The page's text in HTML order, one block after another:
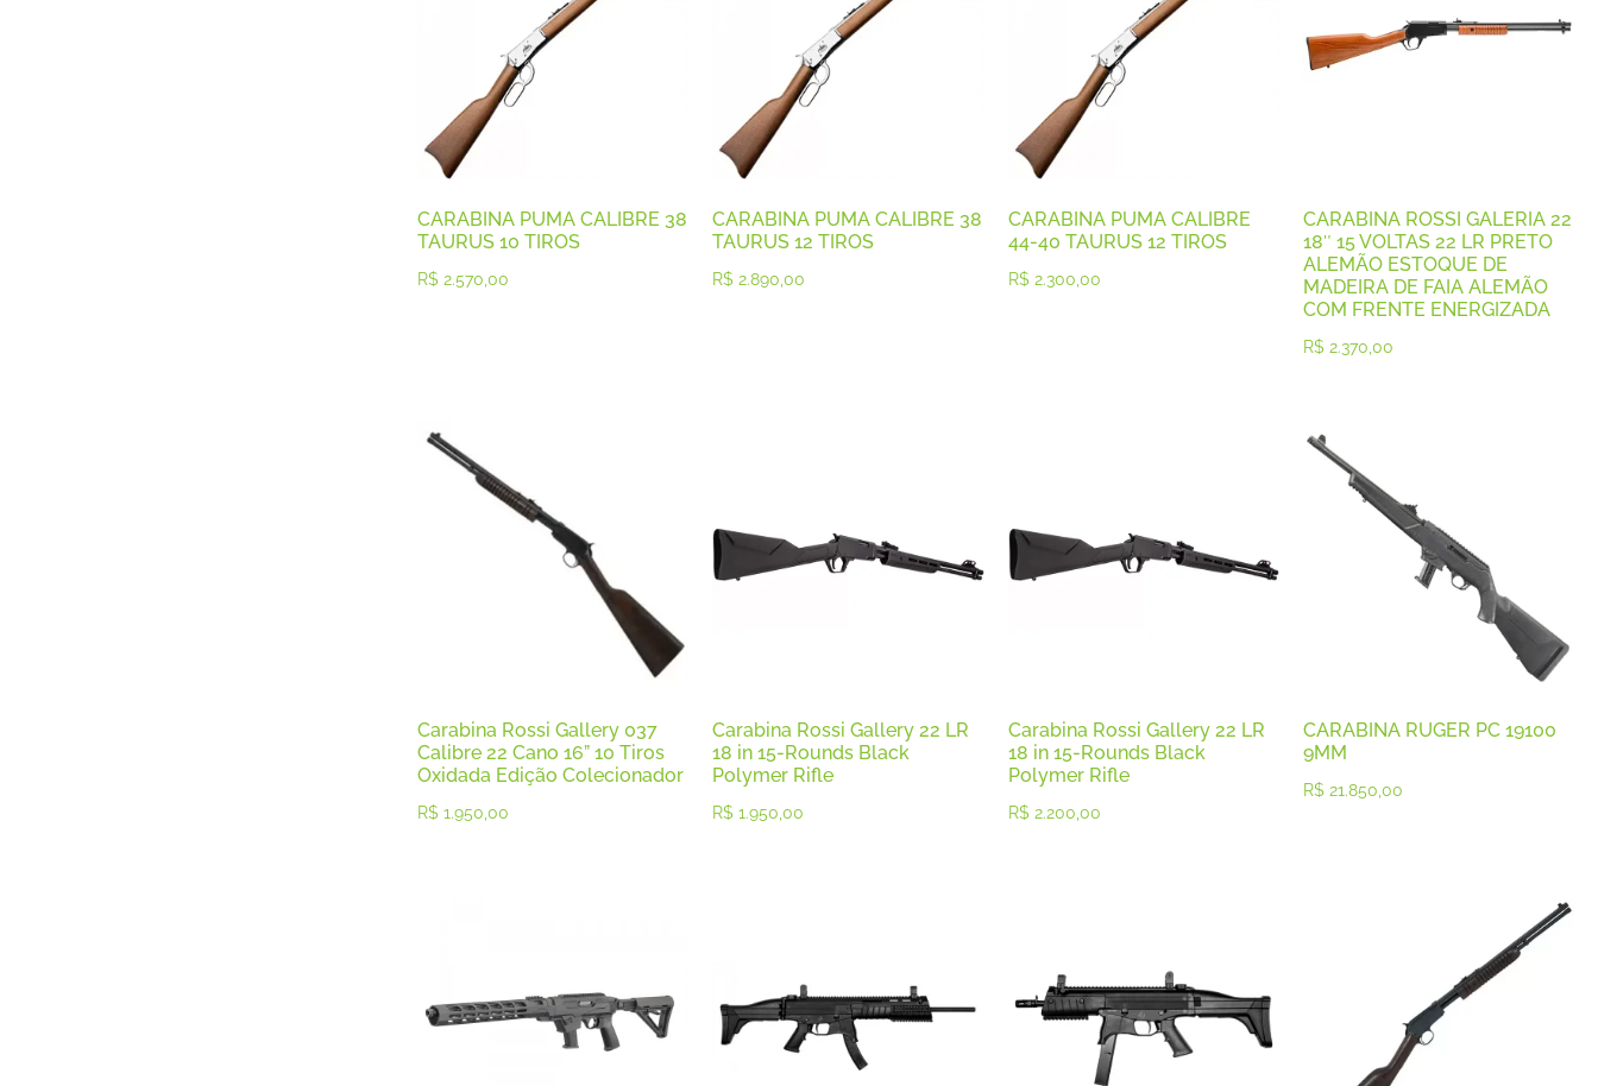
CARABINA PUMA CALIBRE 38
TAURUS 10 TIROS
R$ 2.570,00
CARABINA PUMA CALIBRE 38
TAURUS 12 TIROS
R$ 2.890,00
CARABINA PUMA CALIBRE
44-40 TAURUS 12 TIROS
R$ 2.300,00
CARABINA ROSSI GALERIA 22
18″ 15 VOLTAS 22 LR PRETO
ALEMÃO ESTOQUE DE
MADEIRA DE FAIA ALEMÃO
COM FRENTE ENERGIZADA
R$ 2.370,00
Carabina Rossi Gallery 037
Calibre 22 Cano 16” 10 Tiros
Oxidada Edição Colecionador
R$ 1.950,00
Carabina Rossi Gallery 22 LR
18 in 15-Rounds Black
Polymer Rifle
R$ 1.950,00
Carabina Rossi Gallery 22 LR
18 in 15-Rounds Black
Polymer Rifle
R$ 2.200,00
CARABINA RUGER PC 19100
9MM
R$ 21.850,00